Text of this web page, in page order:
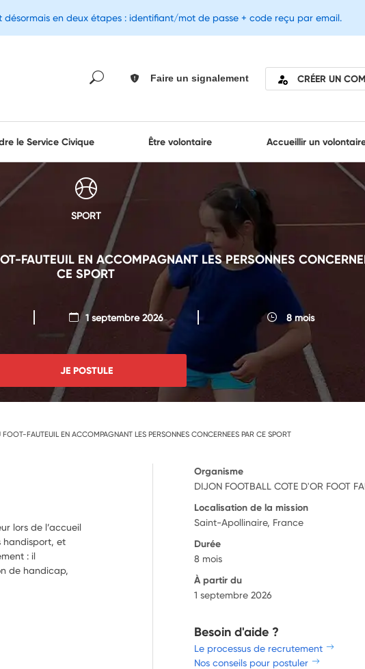
Faire un signalement CRÉER UN
le Service Civique Être volontaire Accueillir un
SPORT
FAUTEUIL EN ACCOMPAGNANT LES PERSONNES
CE SPORT
1 septembre 2026 8 mois
JE POSTULE
FAUTEUIL EN ACCOMPAGNANT LES PERSONNES CONCERNEES PAR CE SPORT
lors de l’accueil
handisport, et
: il
de handicap,
Organisme
DIJON FOOTBALL COTE D'OR FOOT
Localisation de la mission
Saint-Apollinaire, France
Durée
8 mois
À partir du
1 septembre 2026
Besoin d'aide ?
Le processus de recrutement
Nos conseils pour postuler
désormais en deux étapes : identifiant/mot de passe + code reçu par email.